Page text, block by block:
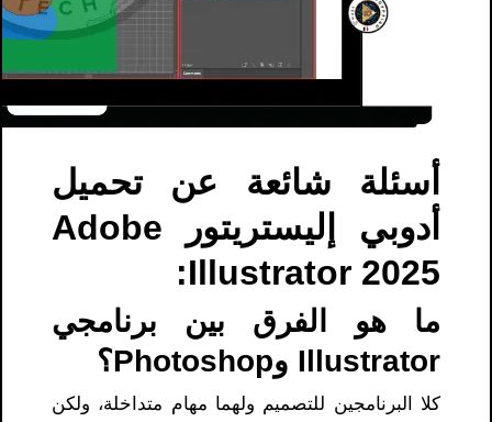
أسئلة شائعة عن تحميل
أدوبي إليستريتور Adobe
Illustrator 2025:
ما هو الفرق بين برنامجي
Illustrator وPhotoshop؟
كلا البرنامجين للتصميم ولهما مهام متداخلة، ولكن